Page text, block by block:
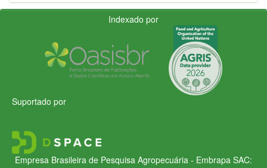
Indexado por
Suportado por
Empresa Brasileira de Pesquisa Agropecuária - Embrapa SAC: